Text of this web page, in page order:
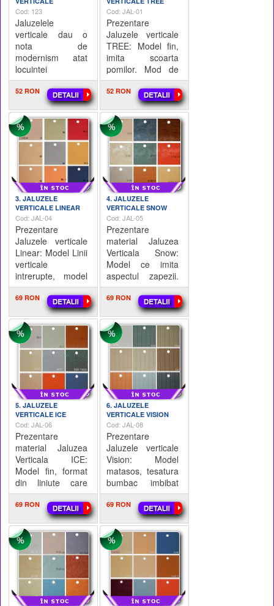
Cod: 123
Jaluzelele
verticale dau o
nota de
modernism atat
locuintei
dumneavoastra
cat si biroului,
reprezentand un
produs polivalent
pe care il puteti
adapta in fu
52 RON
Cod: JAL-01
Prezentare
Jaluzele verticale
TREE: Model fin,
imita scoarta
pomilor. Mod de
calcul: - Lungime
sina Aluminiu x
Hminim 1,5m = X
mp; - X mp x 35
Lei = Pretul
52 RON
3. JALUZELE
VERTICALE LINEAR
Cod: JAL-04
Prezentare
Jaluzele verticale
Linear: Model Linii
verticale
intrerupte, model
repetitiv. Mod de
calcul: - Lungime
sina Aluminiu x
Hminim 1,5m = X
mp; - X mp
69 RON
4. JALUZELE
VERTICALE SNOW
Cod: JAL-05
Prezentare
material Jaluzea
Verticala Snow:
Model ce imita
aspectul zapezii.
Mod de calcul: -
Lungime sina
Aluminiu x Hminim
1,5m = X mp; - X
mp x 45 Lei =
69 RON
5. JALUZELE
VERTICALE ICE
Cod: JAL-06
Prezentare
material Jaluzea
Verticala ICE:
Model fin, format
din liniute care
stralucesc
(reflecta lumina).
Mod de calcul: -
Lungime sina
Aluminiu x Hminim
1
69 RON
6. JALUZELE
VERTICALE VISION
Cod: JAL-08
Prezentare
Jaluzele verticale
Vision: Model
matasos, tesatura
bumbac imbibat
cu rasini speciale
pentru a-i conferi
duritate + linii
verticale. Mod de
calcul:
69 RON